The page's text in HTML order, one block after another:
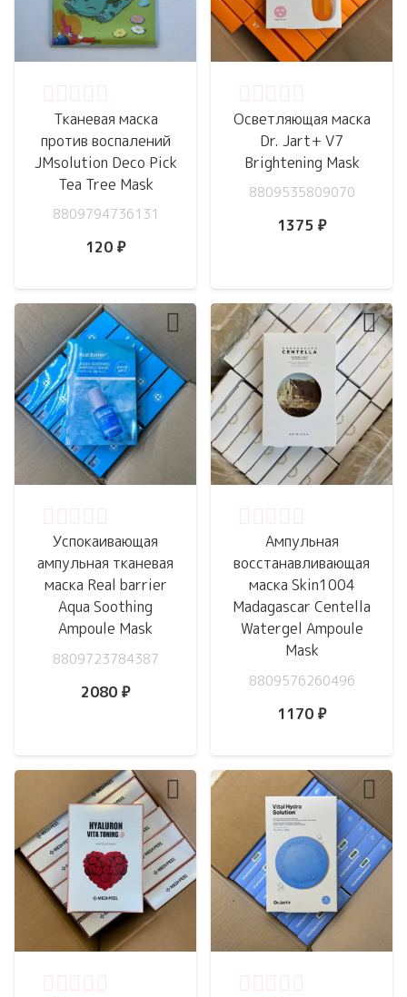
Тканевая маска
против воспалений
JMsolution Deco Pick
Tea Tree Mask
8809794736131
120 ₽
Осветляющая маска
Dr. Jart+ V7
Brightening Mask
8809535809070
1375 ₽
Успокаивающая
ампульная тканевая
маска Real barrier
Aqua Soothing
Ampoule Mask
8809723784387
2080 ₽
Ампульная
восстанавливающая
маска Skin1004
Madagascar Centella
Watergel Ampoule
Mask
8809576260496
1170 ₽